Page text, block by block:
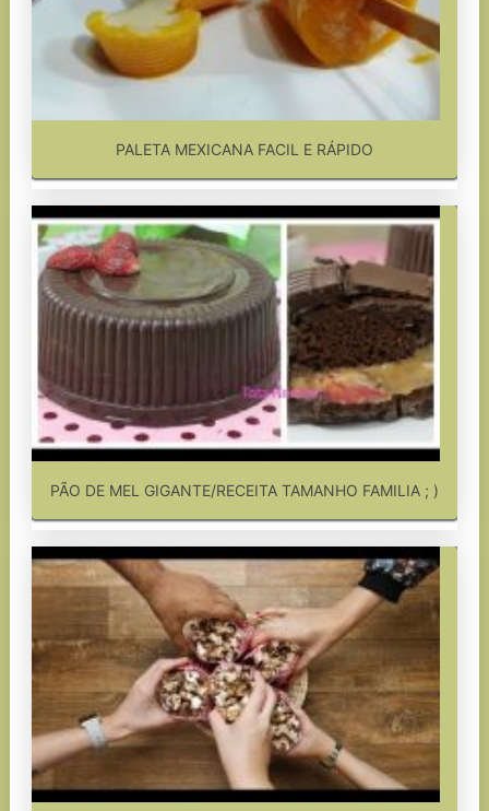
PALETA MEXICANA FACIL E RÁPIDO
PÃO DE MEL GIGANTE/RECEITA TAMANHO FAMILIA ; )